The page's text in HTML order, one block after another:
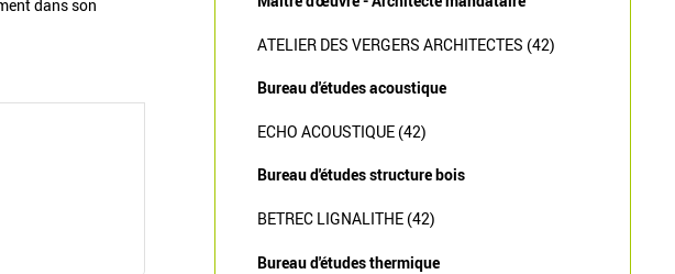
dans son
ATELIER DES VERGERS ARCHITECTES (42)
Bureau d'études acoustique
ECHO ACOUSTIQUE (42)
Bureau d'études structure bois
BETREC LIGNALITHE (42)
Bureau d'études thermique